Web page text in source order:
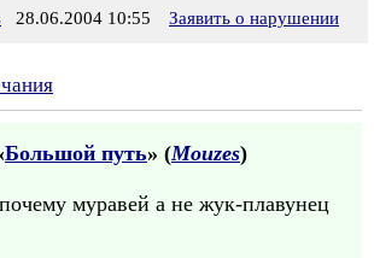
28.06.2004 10:55 Заявить о нарушении
Большой путь» (Mouzes)
муравей а не жук-плавунец